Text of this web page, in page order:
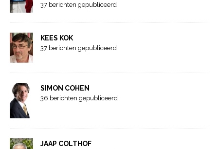
37 berichten gepubliceerd
KEES KOK
37 berichten gepubliceerd
SIMON COHEN
36 berichten gepubliceerd
JAAP COLTHOF